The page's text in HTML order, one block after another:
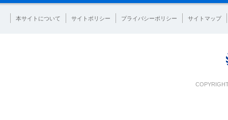
本サイトについて サイトポリシー プライバシーポリシー サイトマップ